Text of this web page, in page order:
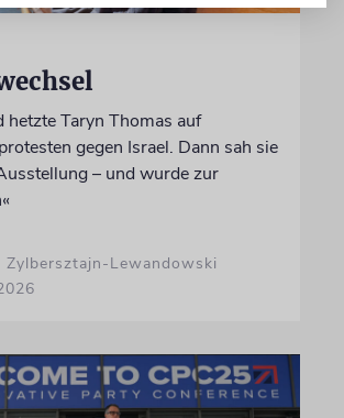
hetzte Taryn Thomas auf
gegen Israel. Dann sah sie
– und wurde zur
Zylbersztajn-Lewandowski